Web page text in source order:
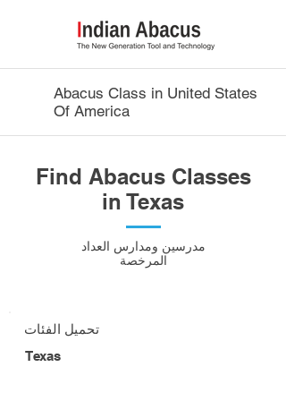
Abacus Class in United States
Of America
Find Abacus Classes
in Texas
مدرسين ومدارس العداد
المرخصة
تحميل الفئات
Texas